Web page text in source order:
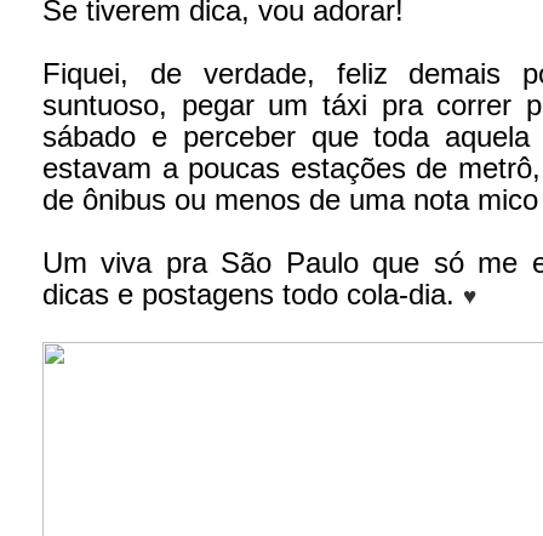
Se tiverem dica, vou adorar!
Fiquei, de verdade, feliz demais
suntuoso, pegar um táxi pra correr
sábado e perceber que toda aquela
estavam a poucas estações de
de ônibus ou menos de uma nota
Um viva pra São Paulo que só me
dicas e postagens todo cola-dia. ♥